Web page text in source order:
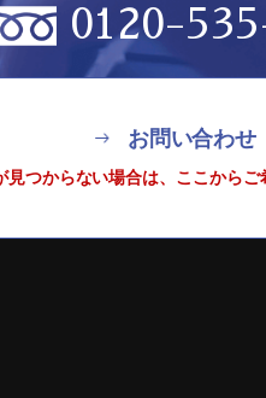
0120-
お問い合わせ
つからない場合は、 ここからご